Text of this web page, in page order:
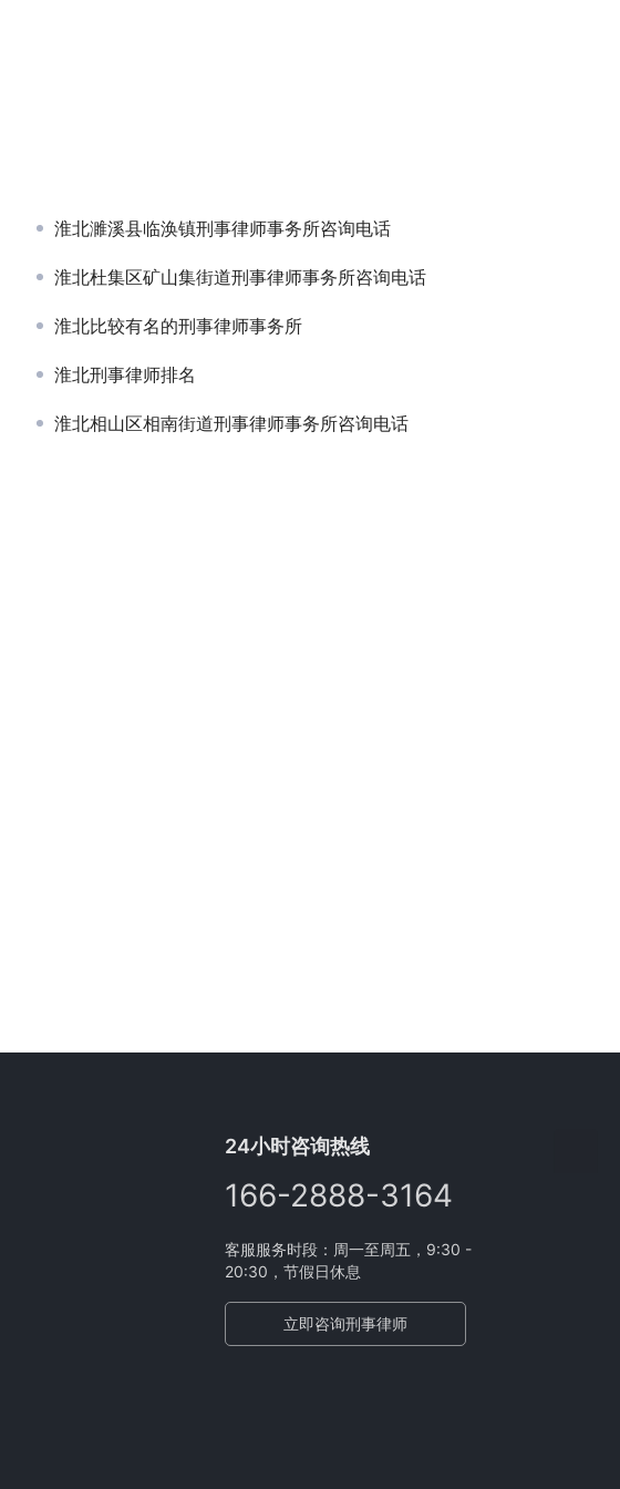
淮北濉溪县临涣镇刑事律师事务所咨询电话
淮北杜集区矿山集街道刑事律师事务所咨询电话
淮北比较有名的刑事律师事务所
淮北刑事律师排名
淮北相山区相南街道刑事律师事务所咨询电话
24小时咨询热线
166-2888-3164
客服服务时段：周一至周五，9:30 -
20:30，节假日休息
立即咨询刑事律师